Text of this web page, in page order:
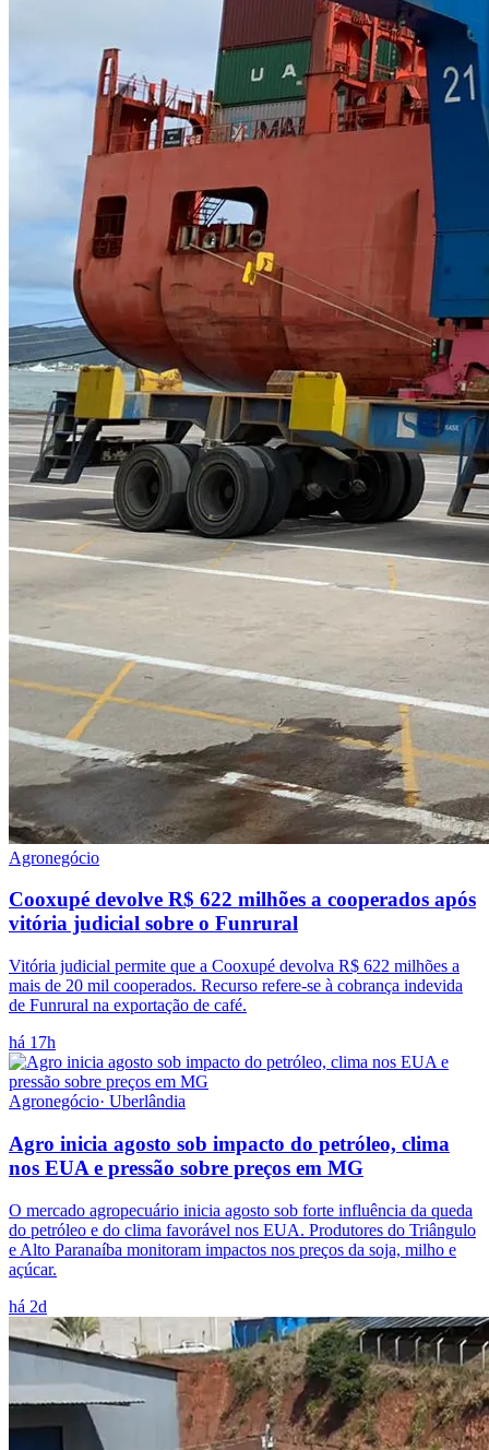
Agronegócio
Cooxupé devolve R$ 622 milhões a cooperados após
vitória judicial sobre o Funrural
Vitória judicial permite que a Cooxupé devolva R$ 622 milhões a
mais de 20 mil cooperados. Recurso refere-se à cobrança indevida
de Funrural na exportação de café.
há 17h
Agronegócio· Uberlândia
Agro inicia agosto sob impacto do petróleo, clima
nos EUA e pressão sobre preços em MG
O mercado agropecuário inicia agosto sob forte influência da queda
do petróleo e do clima favorável nos EUA. Produtores do Triângulo
e Alto Paranaíba monitoram impactos nos preços da soja, milho e
açúcar.
há 2d